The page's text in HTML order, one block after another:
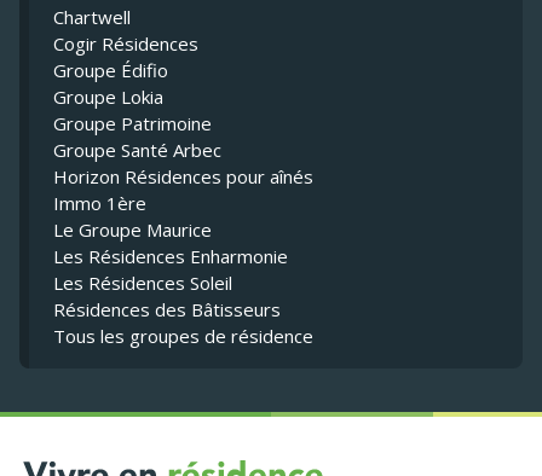
Chartwell
Cogir Résidences
Groupe Édifio
Groupe Lokia
Groupe Patrimoine
Groupe Santé Arbec
Horizon Résidences pour aînés
Immo 1ère
Le Groupe Maurice
Les Résidences Enharmonie
Les Résidences Soleil
Résidences des Bâtisseurs
Tous les groupes de résidence